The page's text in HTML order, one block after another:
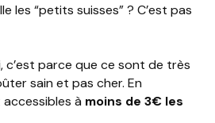
les “petits suisses” ? C’est pas
c’est parce que ce sont de très
sain et pas cher. En
à moins de 3€ les